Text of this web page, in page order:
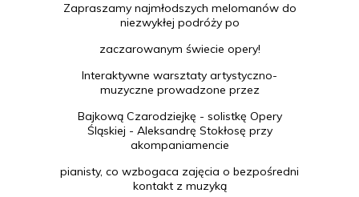
Zapraszamy najmłodszych melomanów do
niezwykłej podróży po
zaczarowanym świecie opery!
Interaktywne warsztaty artystyczno-
muzyczne prowadzone przez
Bajkową Czarodziejkę - solistkę Opery
Śląskiej - Aleksandrę Stokłosę przy
akompaniamencie
pianisty, co wzbogaca zajęcia o bezpośredni
kontakt z muzyką